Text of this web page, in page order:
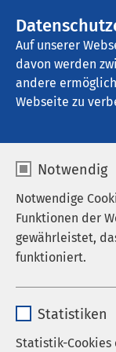
Auf unserer
davon werden
andere
Webseite zu
Notwendig
Notwendige
Funktionen der
gewährleistet,
funktioniert.
Anbieter
Statistiken
Statistik-Cookies
AMEOS Klinikum